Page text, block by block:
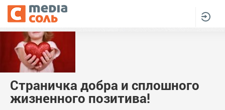
Страничка добра и сплошного
жизненного позитива!